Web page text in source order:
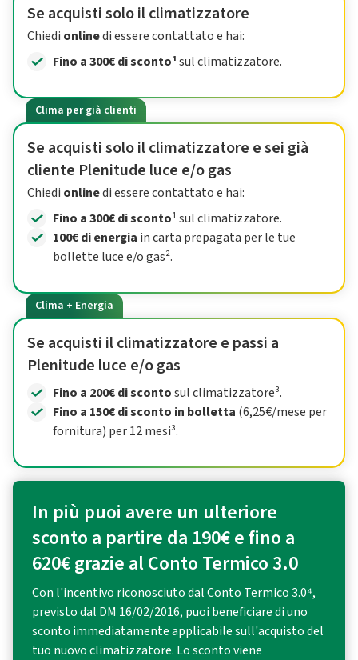
Se acquisti solo il climatizzatore
Chiedi onlinedi essere contattato e hai:
Fino a 300€ di sconto¹sul climatizzatore.
Clima per già clienti
Se acquisti solo il climatizzatore e sei già
cliente Plenitude luce e/o gas
Chiedi onlinedi essere contattato e hai:
Fino a 300€ di sconto¹ sul climatizzatore.
100€ di energia in carta prepagata per le tue
bollette luce e/o gas².
Clima + Energia
Se acquisti il climatizzatore e passi a
Plenitude luce e/o gas
Fino a 200€ di scontosul climatizzatore³.
Fino a 150€ di sconto in bolletta (6,25€/mese per
fornitura) per 12 mesi³.
In più puoi avere un ulteriore
sconto a partire da 190€ e fino a
620€ grazie al Conto Termico 3.0
Con l'incentivo riconosciuto dal Conto Termico 3.0⁴,
previsto dal DM 16/02/2016, puoi beneficiare di uno
sconto immediatamente applicabile sull'acquisto del
tuo nuovo climatizzatore. Lo sconto viene